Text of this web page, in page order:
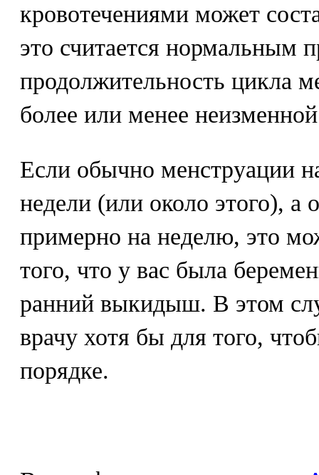
кровотечениями может
это считается нормальным
продолжительность цикла
более или менее
Если обычно менструации
недели (или около этого), а
примерно на неделю, это
того, что у вас была
ранний выкидыш. В этом
врачу хотя бы для того,
порядке.